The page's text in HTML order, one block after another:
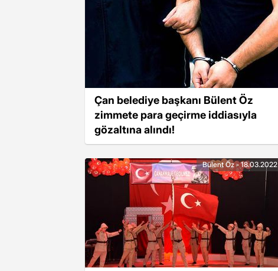
Çan belediye başkanı Bülent Öz
zimmete para geçirme iddiasıyla
gözaltına alındı!
Bülent Öz - 18.03.2022